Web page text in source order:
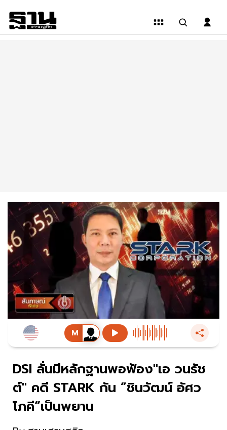
DSI ลั่นมีหลักฐานพอฟ้อง"เอ วนรัช
ต์" คดี STARK กัน ”ชินวัฒน์ อัศว
โภคี“เป็นพยาน